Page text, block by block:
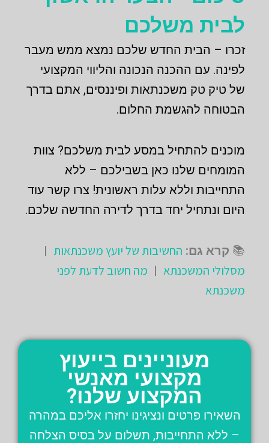
לבית משלכם
זכרו – הבית החדש שלכם נמצא ממש מעבר
לפינה. עם ההכנה הנכונה והליווי המקצועי
של טיק טק משכנתאות ופיננסים, אתם בדרך
הבטוחה להגשמת החלום.
מוכנים להתחיל במסע לבית משלכם? צוות
המומחים שלנו כאן בשבילכם – ללא
התחייבות וללא עלות ראשונית! צרו קשר עוד
היום ונתחיל יחד בדרך לדירה החדשה שלכם.
📚 קרא גם: החשיבות של יועץ משכנתאות |
מסלולי המשכנתא | מה חשוב לדעת לפני
משכנתא
מעוניינים בייעוץ
מקצועי מאנשי
המקצוע שלנו?
השאירו פרטים ונציגינו יחזרו אליכם במהרה
– ללא התחייבות, תשלום על בסיס הצלחה